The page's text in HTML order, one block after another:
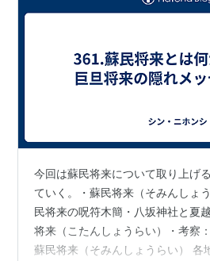
今回は蘇民将来について取り上げ
ていく。・蘇民将来（そみんしょ
民将来の呪符木簡・八坂神社と夏
将来（こたんしょうらい）・考察
蘇民将来（そみんしょうらい） 各